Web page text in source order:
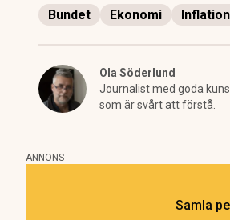
Bundet Ekonomi
Ola Söderlund
Journalist med goda
som är svårt att förstå.
ANNONS
Samla